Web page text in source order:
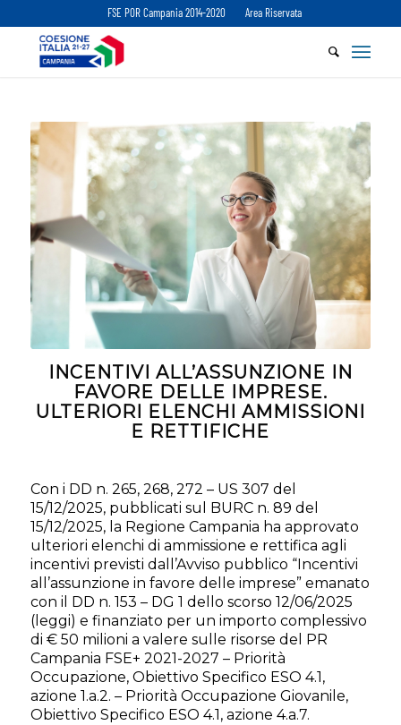
FSE POR Campania 2014-2020 Area Riservata
INCENTIVI ALL’ASSUNZIONE IN
FAVORE DELLE IMPRESE.
ULTERIORI ELENCHI AMMISSIONI
E RETTIFICHE
Con i DD n. 265, 268, 272 – US 307 del
15/12/2025, pubblicati sul BURC n. 89 del
15/12/2025, la Regione Campania ha approvato
ulteriori elenchi di ammissione e rettifica agli
incentivi previsti dall’Avviso pubblico “Incentivi
all’assunzione in favore delle imprese” emanato
con il DD n. 153 – DG 1 dello scorso 12/06/2025
(leggi) e finanziato per un importo complessivo
di € 50 milioni a valere sulle risorse del PR
Campania FSE+ 2021-2027 – Priorità
Occupazione, Obiettivo Specifico ESO 4.1,
azione 1.a.2. – Priorità Occupazione Giovanile,
Obiettivo Specifico ESO 4.1, azione 4.a.7.